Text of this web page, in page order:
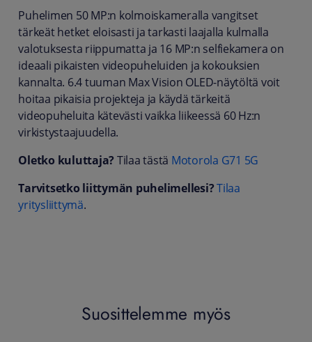
Puhelimen 50 MP:n kolmoiskameralla vangitset
tärkeät hetket eloisasti ja tarkasti laajalla kulmalla
valotuksesta riippumatta ja 16 MP:n selfiekamera on
ideaali pikaisten videopuheluiden ja kokouksien
kannalta. 6.4 tuuman Max Vision OLED-näytöltä voit
hoitaa pikaisia projekteja ja käydä tärkeitä
videopuheluita kätevästi vaikka liikeessä 60 Hz:n
virkistystaajuudella.
Oletko kuluttaja? Tilaa tästä Motorola G71 5G
Tarvitsetko liittymän puhelimellesi?Tilaa
yritysliittymä.
Suosittelemme myös